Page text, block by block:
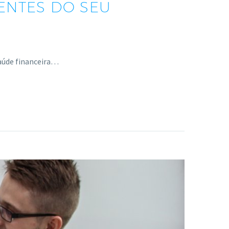
DO SEU
financeira…